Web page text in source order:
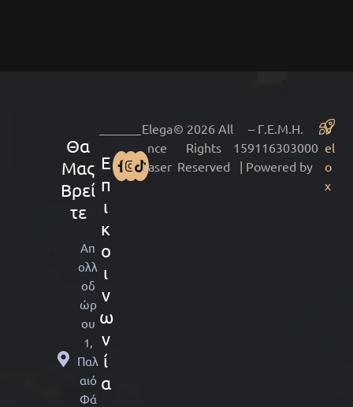
Θα
Μας
Βρεί
τε
Απ
ολλ
οδ
ώρ
ου
1,
Παλ
αιό
Φά
Ε
π
ι
κ
ο
ι
ν
ω
ν
ί
α
Elega
nce
Laser
© 2026 All
Rights
Reserved
– Γ.Ε.Μ.Η.
159116303000
| Powered by
V
el
o
x